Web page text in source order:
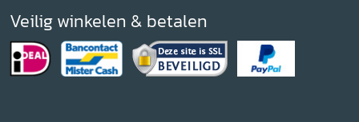
Veilig winkelen & betalen